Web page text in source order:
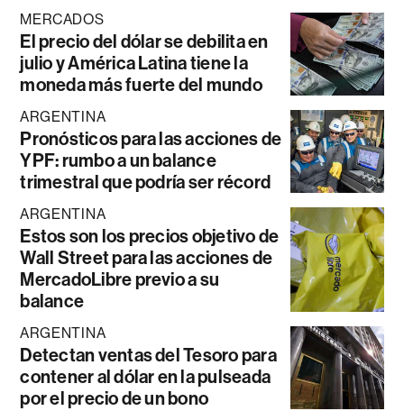
MERCADOS
El precio del dólar se debilita en
julio y América Latina tiene la
moneda más fuerte del mundo
ARGENTINA
Pronósticos para las acciones de
YPF: rumbo a un balance
trimestral que podría ser récord
ARGENTINA
Estos son los precios objetivo de
Wall Street para las acciones de
MercadoLibre previo a su
balance
ARGENTINA
Detectan ventas del Tesoro para
contener al dólar en la pulseada
por el precio de un bono